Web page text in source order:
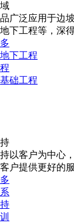
广泛应用于边
下工程等，深
下工程
础工程
以客户为中心
户提供更好的服